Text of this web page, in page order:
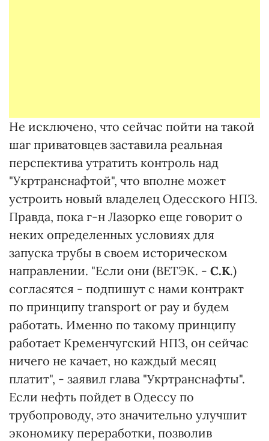
Не исключено, что сейчас пойти на такой
шаг приватовцев заставила реальная
перспектива утратить контроль над
"Укртранснафтой", что вполне может
устроить новый владелец Одесского НПЗ.
Правда, пока г-н Лазорко еще говорит о
неких определенных условиях для
запуска трубы в своем историческом
направлении. "Если они (ВЕТЭК. - С.К.)
согласятся - подпишут с нами контракт
по принципу transport or pay и будем
работать. Именно по такому принципу
работает Кременчугский НПЗ, он сейчас
ничего не качает, но каждый месяц
платит", - заявил глава "Укртранснафты".
Если нефть пойдет в Одессу по
трубопроводу, это значительно улучшит
экономику переработки, позволив